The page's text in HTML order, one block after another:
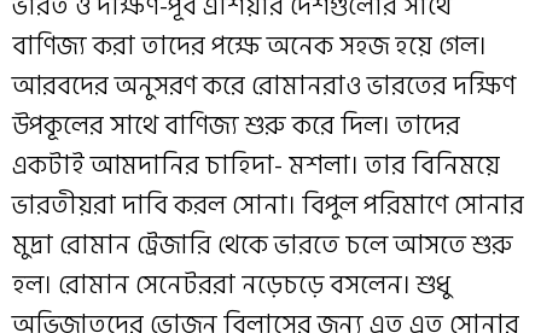
বাণিজ্য করা তাদের পক্ষে অনেক সহজ হয়ে গেল।
আরবদের অনুসরণ করে রোমানরাও ভারতের দক্ষিণ
উপকূলের সাথে বাণিজ্য শুরু করে দিল। তাদের
একটাই আমদানির চাহিদা- মশলা। তার বিনিময়ে
ভারতীয়রা দাবি করল সোনা। বিপুল পরিমাণে সোনার
মুদ্রা রোমান ট্রেজারি থেকে ভারতে চলে আসতে শুরু
হল। রোমান সেনেটররা নড়েচড়ে বসলেন। শুধু